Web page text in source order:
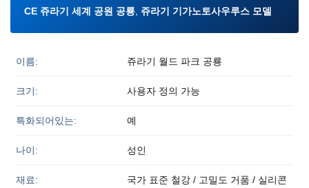
CE 쥬라기 세계 공원 공룡 쥬라기 기가노토사우루스 모델
이름: 쥬라기 월드 파크 공룡
크기: 사용자 정의 가능
특화되어있는: 예
나이: 성인
재료:
국가 표준 철강 / 고밀도 거품 / 실리콘